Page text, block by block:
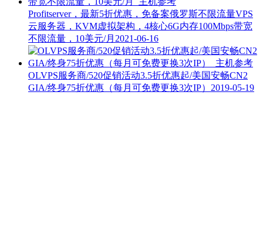
Profitserver，最新5折优惠，免备案俄罗斯不限流量VPS
云服务器，KVM虚拟架构，4核心6G内存100Mbps带宽
不限流量，10美元/月 2021-06-16
OLVPS服务商/520促销活动3.5折优惠起/美国安畅CN2
GIA/终身75折优惠（每月可免费更换3次IP） 2019-05-19